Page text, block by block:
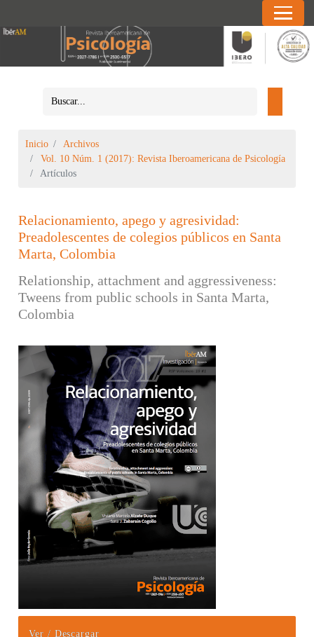
Inicio
Archivos
Vol. 10 Núm. 1 (2017): Revista Iberoamericana de Psicología
Artículos
Relacionamiento, apego y agresividad:
Preadolescentes de colegios públicos en Santa
Marta, Colombia
Relationship, attachment and aggressiveness:
Tweens from public schools in Santa Marta,
Colombia
Barra lateral del artículo
Ver / Descargar